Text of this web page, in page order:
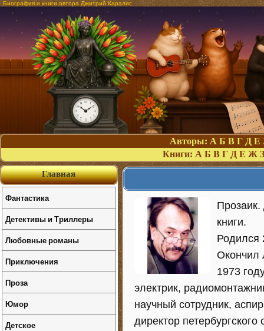
Биография и книги автора Дмитрий Каралис
Авторы: А Б В Г Д Е
Книги: А Б В Г Д Е Ж З
книги.
Родился
Окончил
1973
электрик,
научный сотрудник,
директор
Главная
Фантастика
Детективы и Триллеры
Любовные романы
Приключения
Проза
Юмор
Детское